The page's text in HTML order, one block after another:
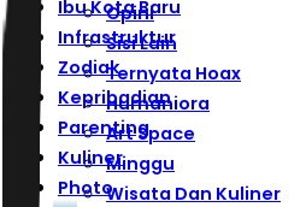
Ibu Kota Baru
Infrastruktur
Zodiak
Kepribadian
Parenting
Kuliner
Photo
Opini
Sisi Lain
Ternyata Hoax
Humaniora
Art Space
Minggu
Wisata Dan Kuliner